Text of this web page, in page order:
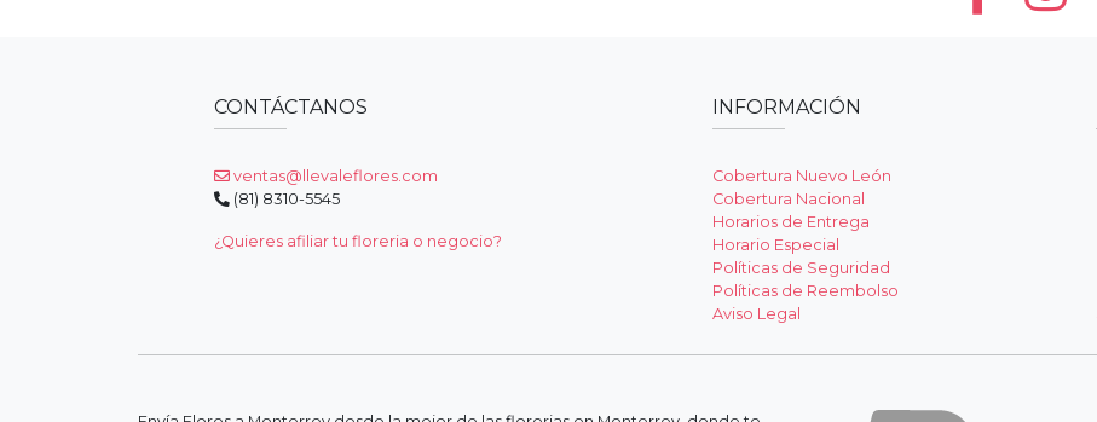
CONTÁCTANOS
ventas@llevaleflores.com
(81) 8310-5545
¿Quieres afiliar tu floreria o negocio?
INFORMACIÓN
Cobertura Nuevo León
Cobertura Nacional
Horarios de Entrega
Horario Especial
Políticas de Seguridad
Políticas de Reembolso
Aviso Legal